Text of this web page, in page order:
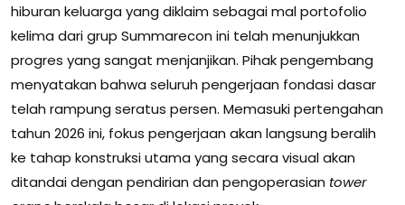
hiburan keluarga yang diklaim sebagai mal portofolio
kelima dari grup Summarecon ini telah menunjukkan
progres yang sangat menjanjikan. Pihak pengembang
menyatakan bahwa seluruh pengerjaan fondasi dasar
telah rampung seratus persen. Memasuki pertengahan
tahun 2026 ini, fokus pengerjaan akan langsung beralih
ke tahap konstruksi utama yang secara visual akan
ditandai dengan pendirian dan pengoperasian tower